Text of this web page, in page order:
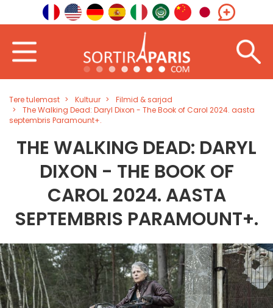
Tere tulemast Kultuur
Filmid & sarjad
The Walking Dead: Daryl Dixon - The Book of Carol 2024. aasta
septembris Paramount+.
THE WALKING DEAD: DARYL
DIXON - THE BOOK OF
CAROL 2024. AASTA
SEPTEMBRIS PARAMOUNT+.